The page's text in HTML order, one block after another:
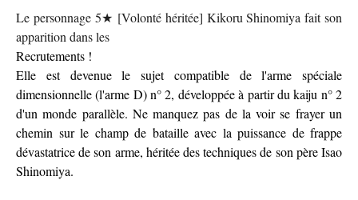
Le personnage 5★ [Volonté héritée] Kikoru Shinomiya fait son
apparition dans les
Recrutements !
Elle est devenue le sujet compatible de l'arme spéciale
dimensionnelle (l'arme D) n° 2, développée à partir du kaiju n° 2
d'un monde parallèle. Ne manquez pas de la voir se frayer un
chemin sur le champ de bataille avec la puissance de frappe
dévastatrice de son arme, héritée des techniques de son père Isao
Shinomiya.